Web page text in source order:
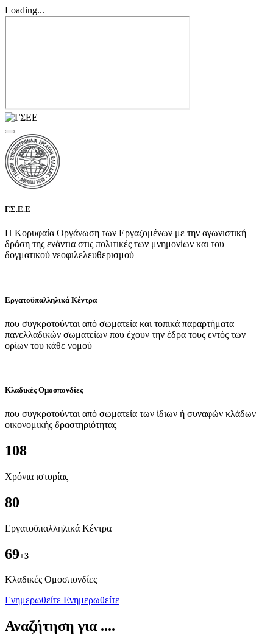
Loading...
Γ.Σ.Ε.Ε
Η Κορυφαία Οργάνωση των Εργαζομένων με την αγωνιστική
δράση της ενάντια στις πολιτικές των μνημονίων και του
δογματικού νεοφιλελευθερισμού
Εργατοϋπαλληλικά Κέντρα
που συγκροτούνται από σωματεία και τοπικά παραρτήματα
πανελλαδικών σωματείων που έχουν την έδρα τους εντός των
ορίων του κάθε νομού
Κλαδικές Ομοσπονδίες
που συγκροτούνται από σωματεία των ίδιων ή συναφών κλάδων
οικονομικής δραστηριότητας
108
Χρόνια ιστορίας
80
Εργατοϋπαλληλικά Κέντρα
69+3
Kλαδικές Ομοσπονδίες
Ενημερωθείτε Ενημερωθείτε
Αναζήτηση για ....